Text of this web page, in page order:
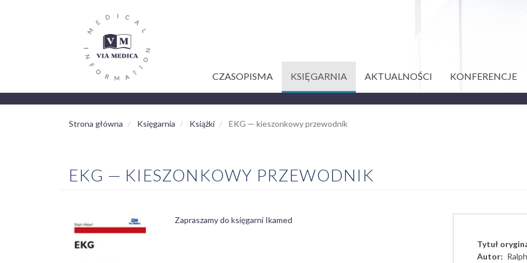
NAWIGACJA
CZASOPISMA KSIĘGARNIA AKTUALNOŚCI KONFERENCJE
Strona główna Księgarnia Książki EKG — kieszonkowy przewodnik
EKG — KIESZONKOWY PRZEWODNIK
Zapraszamy do księgarni Ikamed
Tytuł
Autor